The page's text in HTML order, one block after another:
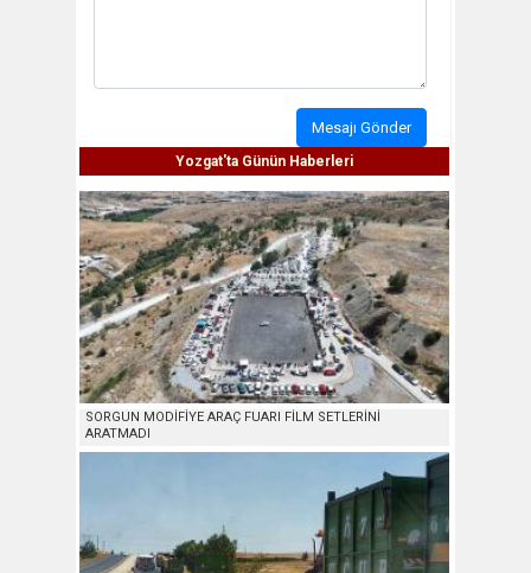
Mesajı Gönder
Yozgat'ta Günün Haberleri
SORGUN MODİFİYE ARAÇ FUARI FİLM SETLERİNİ
ARATMADI